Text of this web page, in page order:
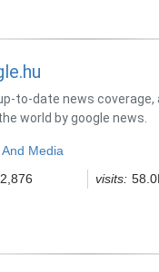
to-date news
world by google news.
And Media
visits: